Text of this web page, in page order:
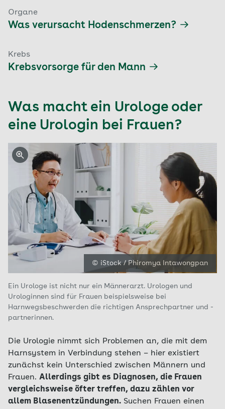
Organe
Was verursacht Hodenschmerzen?
Krebs
Krebsvorsorge für den Mann
Was macht ein Urologe oder
eine Urologin bei Frauen?
Ein Urologe ist nicht nur ein Männerarzt. Urologen und
Urologinnen sind für Frauen beispielsweise bei
Harnwegsbeschwerden die richtigen Ansprechpartner und -
partnerinnen.
© iStock / Phiromya Intawongpan
Die Urologie nimmt sich Problemen an, die mit dem
Harnsystem in Verbindung stehen – hier existiert
zunächst kein Unterschied zwischen Männern und
Frauen. Allerdings gibt es Diagnosen, die Frauen
vergleichsweise öfter treffen, dazu zählen vor
allem Blasenentzündungen. Suchen Frauen einen